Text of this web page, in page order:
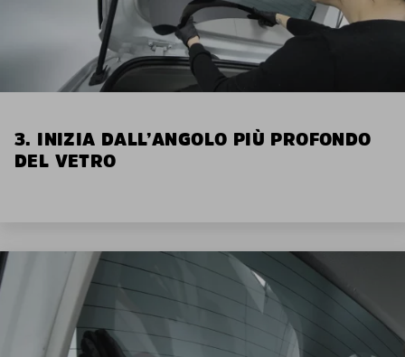
3. INIZIA DALL’ANGOLO PIÙ PROFONDO
DEL VETRO